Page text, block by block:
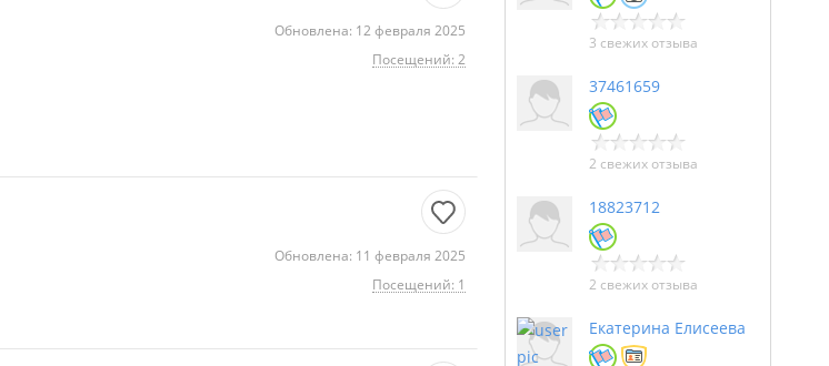
Обновлена: 12 февраля 2025
Посещений: 2
Обновлена: 11 февраля 2025
Посещений: 1
3 свежих отзыва
37461659
2 свежих отзыва
18823712
2 свежих отзыва
Екатерина Елисеева